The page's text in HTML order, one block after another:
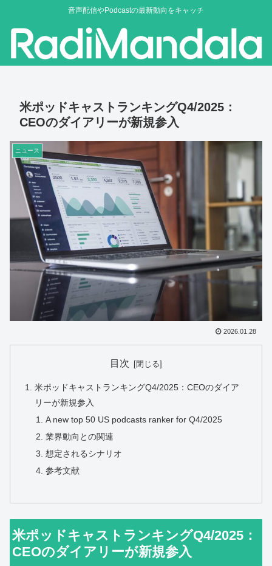
音声配信やPodcastの最新動向をキャッチ
米ポッドキャストランキングQ4/2025：
CEOのダイアリーが新規参入
ニュース
2026.01.28
目次
米ポッドキャストランキングQ4/2025：CEOのダイア
リーが新規参入
A new top 50 US podcasts ranker for Q4/2025
業界動向との関連
想定されるシナリオ
参考文献
米ポッドキャストランキングQ4/2025：
CEOのダイアリーが新規参入